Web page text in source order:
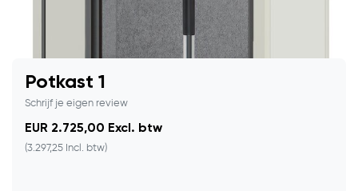
Potkast 1
Schrijf je eigen review
EUR 2.725,00 Excl. btw
(3.297,25 Incl. btw)